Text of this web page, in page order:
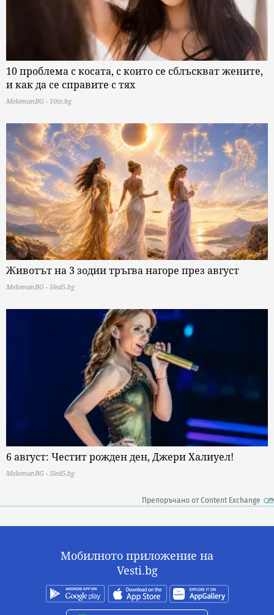
10 проблема с косата, с които се сблъскват жените,
и как да се справите с тях
MelomanBG - 10te.bg
Животът на 3 зодии тръгва нагоре през август
MelomanBG - Sled5.bg
6 август: Честит рожден ден, Джери Халиуел!
MelomanBG - Sled5.bg
Препоръчано от Content Exchange
Мобилното приложение на
Vesti.bg